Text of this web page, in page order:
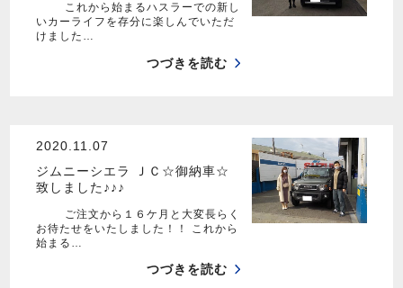
これから始まるハスラーでの新し
いカーライフを存分に楽しんでいただ
けました…
つづきを読む
2020.11.07
ジムニーシエラ ＪＣ☆御納車☆
致しました♪♪♪
ご注文から１６ケ月と大変長らく
お待たせをいたしました！！ これから
始まる…
つづきを読む